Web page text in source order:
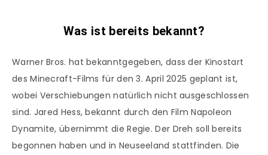
Was ist bereits bekannt?
Warner Bros. hat bekanntgegeben, dass der Kinostart
des Minecraft-Films für den 3. April 2025 geplant ist,
wobei Verschiebungen natürlich nicht ausgeschlossen
sind. Jared Hess, bekannt durch den Film Napoleon
Dynamite, übernimmt die Regie. Der Dreh soll bereits
begonnen haben und in Neuseeland stattfinden. Die